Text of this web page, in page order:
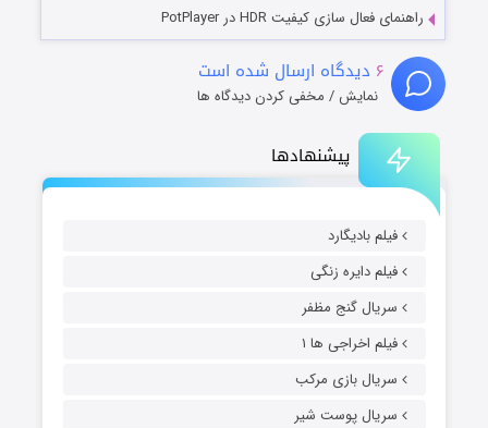
پیشنهادها
فیلم بادیگارد
فیلم دایره زنگی
سریال گنج مظفر
فیلم اخراجی ها ۱
سریال بازی مرکب
سریال پوست شیر
راهنمای فعال سازی کیفیت HDR در PotPlayer
۶ دیدگاه ارسال شده است
نمایش / مخفی کردن دیدگاه ها